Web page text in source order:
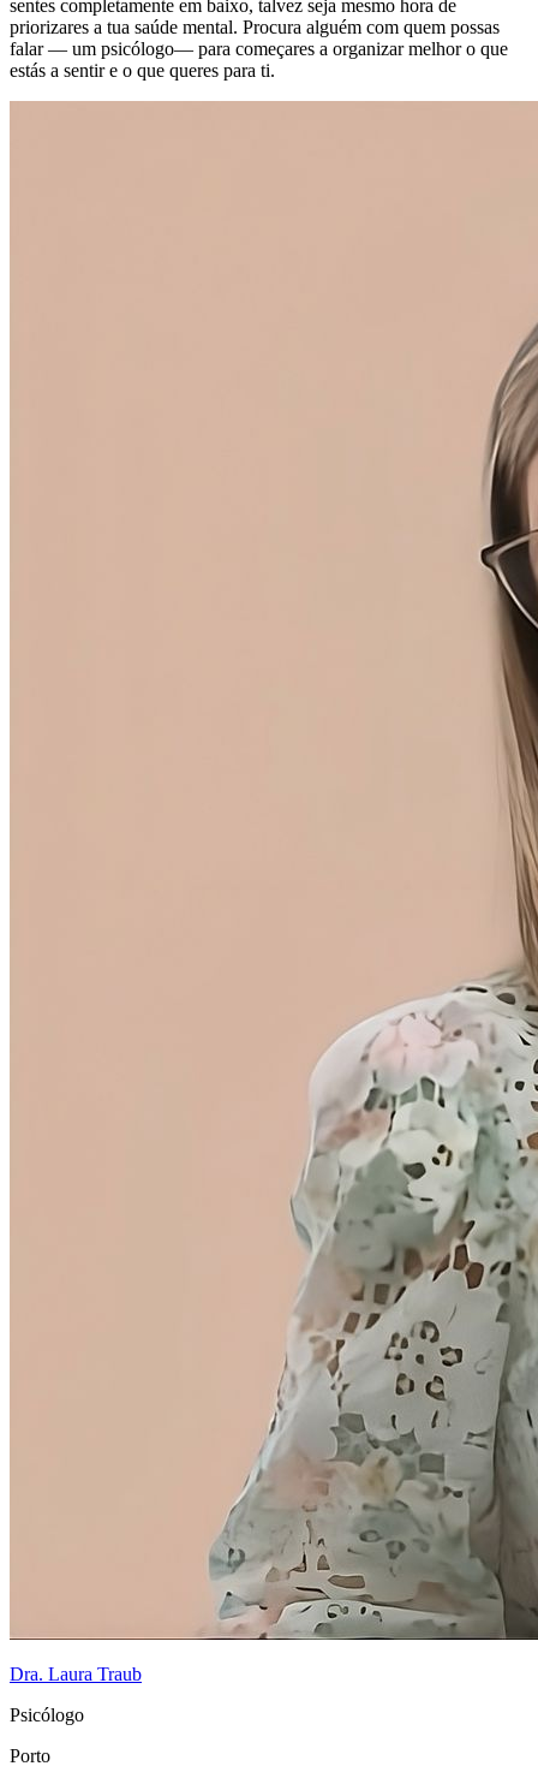
sentes completamente em baixo, talvez seja mesmo hora de
priorizares a tua saúde mental. Procura alguém com quem possas
falar — um psicólogo— para começares a organizar melhor o que
estás a sentir e o que queres para ti.
Dra. Laura Traub
Psicólogo
Porto